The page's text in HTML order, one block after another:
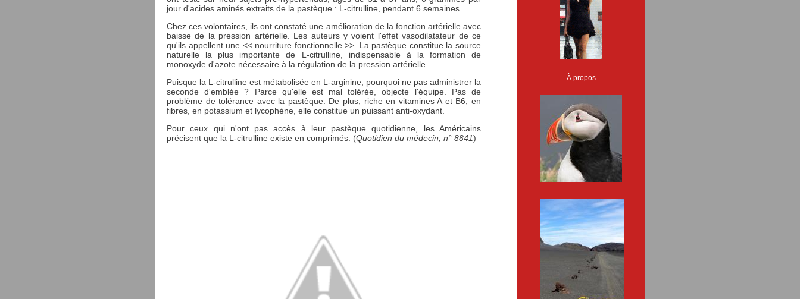
À propos
jour d'acides aminés extraits de la pastèque : L-citrulline, pendant 6 semaines.
Chez ces volontaires, ils ont constaté une amélioration de la fonction artérielle avec
baisse de la pression artérielle. Les auteurs y voient l'effet vasodilatateur de ce
qu'ils appellent une << nourriture fonctionnelle >>. La pastèque constitue la source
naturelle la plus importante de L-citrulline, indispensable à la formation de
monoxyde d'azote nécessaire à la régulation de la pression artérielle.
Puisque la L-citrulline est métabolisée en L-arginine, pourquoi ne pas administrer la
seconde d'emblée ? Parce qu'elle est mal tolérée, objecte l'équipe. Pas de
problème de tolérance avec la pastèque. De plus, riche en vitamines A et B6, en
fibres, en potassium et lycophène, elle constitue un puissant anti-oxydant.
Pour ceux qui n'ont pas accès à leur pastèque quotidienne, les Américains
précisent que la L-citrulline existe en comprimés. (Quotidien du médecin, n° 8841)